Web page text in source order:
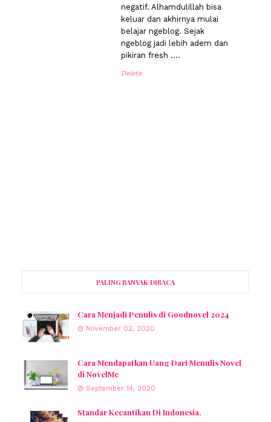
negatif. Alhamdulillah bisa
keluar dan akhirnya mulai
belajar ngeblog. Sejak
ngeblog jadi lebih adem dan
pikiran fresh ....
Delete
PALING BANYAK DIBACA
Cara Menjadi Penulis di Goodnovel 2024
November 02, 2020
Cara Mendapatkan Uang Dari Menulis Novel
di NovelMe
September 14, 2020
Standar Kecantikan Di Indonesia.